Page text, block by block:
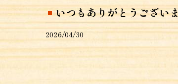
いつもありがとうござい
2026/04/30